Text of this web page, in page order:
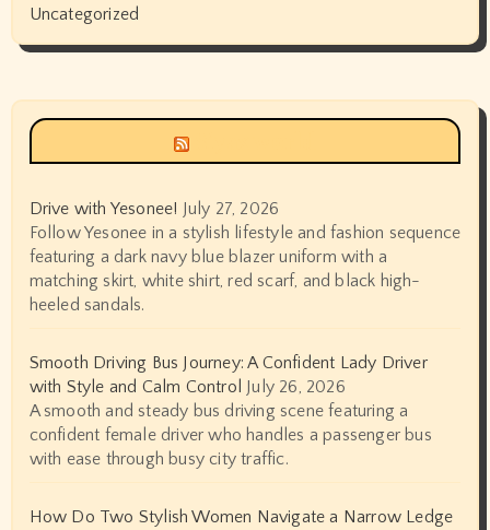
Uncategorized
Drive with Yesonee! July 27, 2026
Follow Yesonee in a stylish lifestyle and fashion sequence
featuring a dark navy blue blazer uniform with a
matching skirt, white shirt, red scarf, and black high-
heeled sandals.
Smooth Driving Bus Journey: A Confident Lady Driver
with Style and Calm Control July 26, 2026
A smooth and steady bus driving scene featuring a
confident female driver who handles a passenger bus
with ease through busy city traffic.
How Do Two Stylish Women Navigate a Narrow Ledge